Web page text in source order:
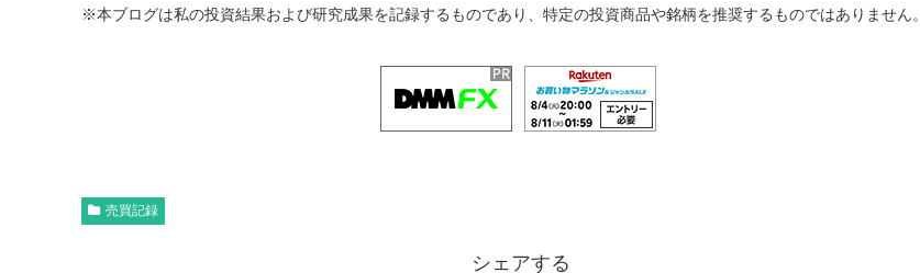
※本ブログは私の投資結果および研究成果を記録するものであり、特定の投資商品や銘柄を推奨するものではありません。
売買記録
シェアする